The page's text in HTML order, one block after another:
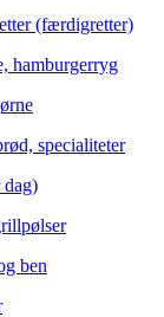
(færdigretter)
hamburgerryg
specialiteter
dag)
ben